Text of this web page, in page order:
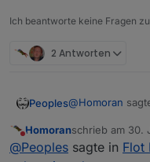
Ich beantworte keine Fragen
2 Antworten
Peoples@Homoran
@backons
Nicht stören
Homoranschrieb am 30.
zuletzt editiert
@Peoples sagte in Flot